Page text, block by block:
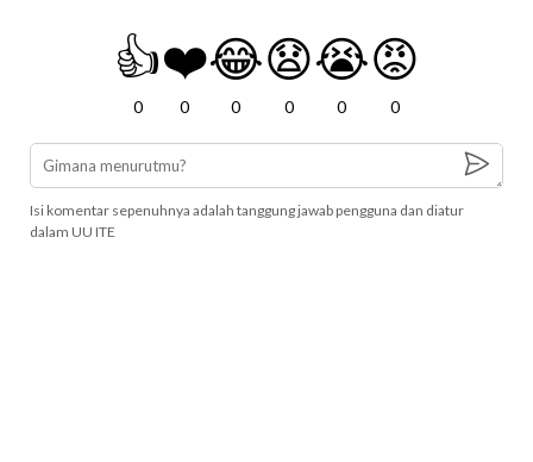
👍
0
❤️
0
😂
0
😧
0
😭
0
😡
0
Isi komentar sepenuhnya adalah tanggung jawab pengguna dan diatur
dalam UU ITE